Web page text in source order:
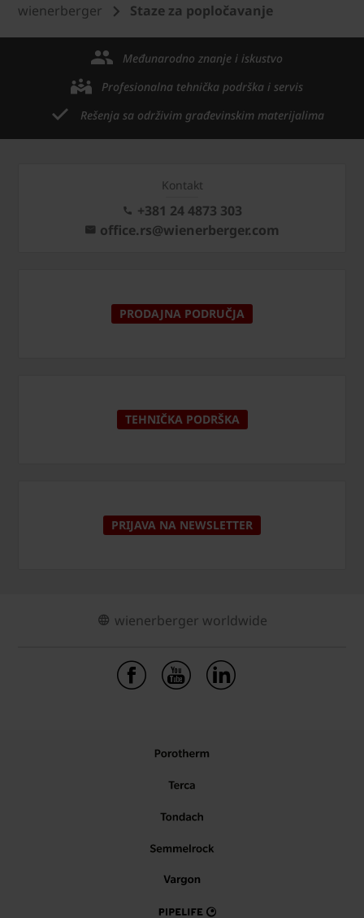
wienerberger Staze za popločavanje
Međunarodno znanje i iskustvo
Profesionalna tehnička podrška i servis
Rešenja sa održivim građevinskim materijalima
Kontakt
+381 24 4873 303
office.rs@wienerberger.com
PRODAJNA PODRUČJA
TEHNIČKA PODRŠKA
PRIJAVA NA NEWSLETTER
wienerberger worldwide